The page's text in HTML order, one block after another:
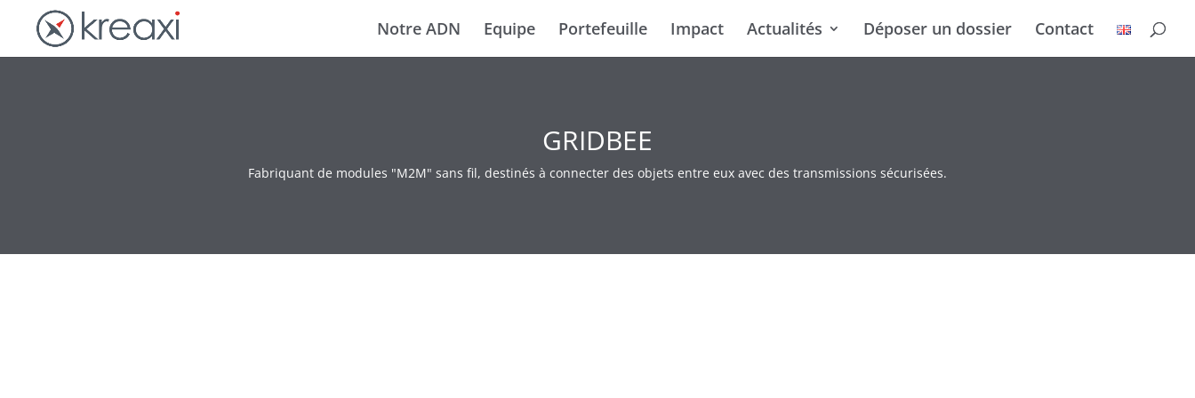
Notre ADN Equipe Portefeuille Impact Actualités Déposer un dossier Contact
GRIDBEE
Fabriquant de modules "M2M" sans fil, destinés à connecter des objets entre eux avec des transmissions sécurisées.